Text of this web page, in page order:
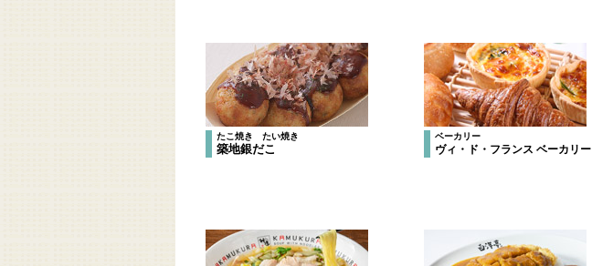
たこ焼き たい焼き
築地銀だこ
ベーカリー
ヴィ・ド・フランス ベーカリー